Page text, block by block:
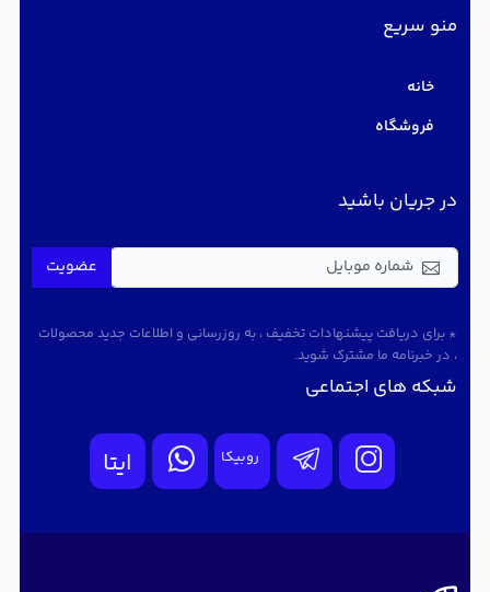
منو سریع
خانه
فروشگاه
در جریان باشید
عضویت
* برای دریافت پیشنهادات تخفیف ، به روزرسانی و اطلاعات جدید محصولات
، در خبرنامه ما مشترک شوید.
شبکه های اجتماعی
روبیکا ایتا